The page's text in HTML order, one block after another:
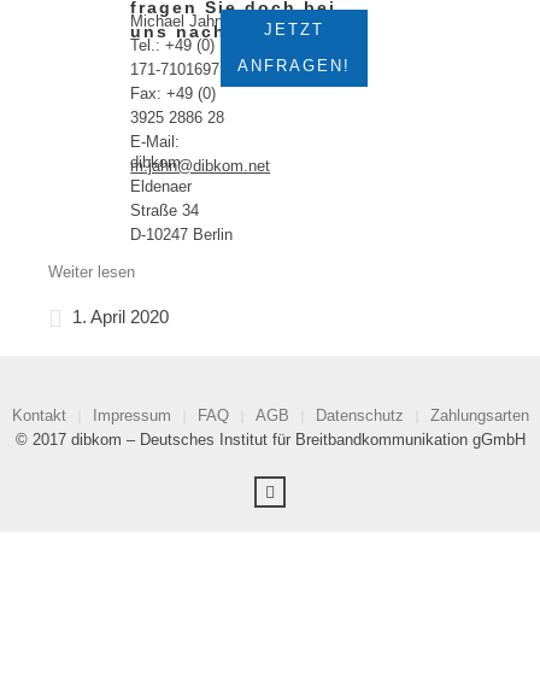
fragen Sie doch bei
uns nach!
Michael Jahn
Tel.: +49 (0)
171-7101697
Fax: +49 (0)
3925 2886 28
E-Mail:
m.jahn@dibkom.net
dibkom
Eldenaer
Straße 34
D-10247 Berlin
JETZT
ANFRAGEN!
Weiter lesen
1. April 2020
Kontakt Impressum FAQ AGB Datenschutz
Zahlungsarten
© 2017 dibkom – Deutsches Institut für Breitbandkommunikation gGmbH